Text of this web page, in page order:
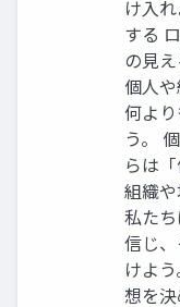
け入
する
の見
個人
何よ
う。
らは
組織
私た
信じ
けよ
想を